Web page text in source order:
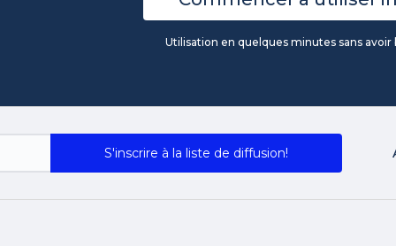
Utilisation en quelques minutes sans
S'inscrire à la liste de diffusion!